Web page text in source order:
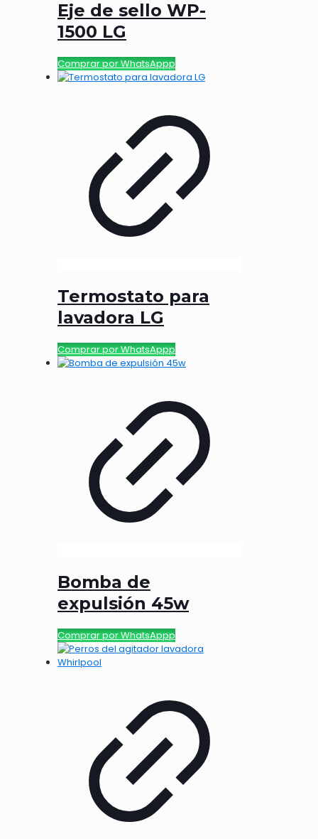
Eje de sello WP-
1500 LG
Comprar por WhatsAppp
Termostato para
lavadora LG
Comprar por WhatsAppp
Bomba de
expulsión 45w
Comprar por WhatsAppp